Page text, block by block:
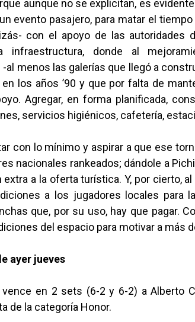
aunque no se explicitan, es
evento pasajero, para matar el
con el apoyo de las autoridades
infraestructura, donde al
al menos las galerías que llegó a
los años ’90 y que por falta de
Agregar, en forma planificada,
servicios higiénicos, cafetería,
con lo mínimo y aspirar a que ese
nacionales rankeados; dándole a
extra a la oferta turística. Y, por cierto,
a los jugadores locales para
que, por su uso, hay que pagar.
del espacio para motivar a más
ayer jueves
vence en 2 sets (6-2 y 6-2) a Alberto
de la categoría Honor.